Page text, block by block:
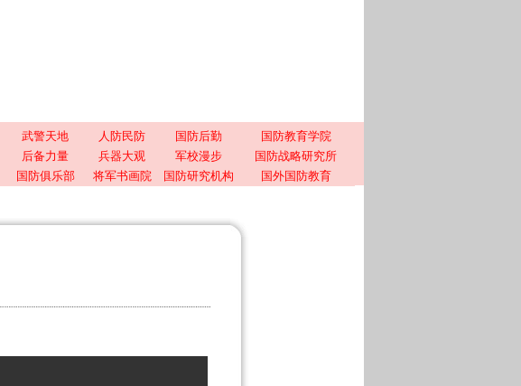
武警天地 人防民防 国防后勤
国防教育学院
后备力量 兵器大观 军校漫步
国防战略研究所
国防俱乐部 将军书画院 国防研究机构 国外国防教育